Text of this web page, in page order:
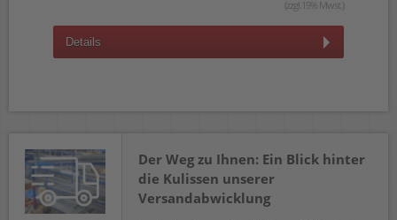
(zzgl.19% Mwst.)
Details
Der Weg zu Ihnen: Ein Blick hinter
die Kulissen unserer
Versandabwicklung